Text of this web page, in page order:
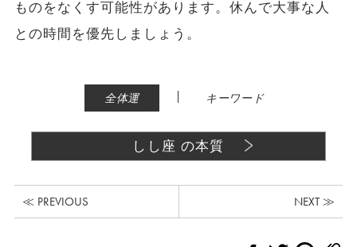
ものをなくす可能性があります。休んで大事な人
との時間を優先しましょう。
全体運 | キーワード
しし座 の本質
≪ PREVIOUS NEXT ≫